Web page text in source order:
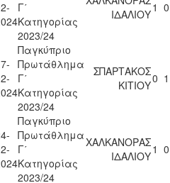
Γ΄
Κατηγορίας
2023/24
ΙΔΑΛΙΟΥ1 0
Παγκύπριο
Πρωτάθλημα
Γ΄
Κατηγορίας
2023/24
ΣΠΑΡΤΑΚΟΣ
ΚΙΤΙΟΥ0 1
Παγκύπριο
Πρωτάθλημα
Γ΄
Κατηγορίας
2023/24
ΧΑΛΚΑΝΟΡΑΣ
ΙΔΑΛΙΟΥ1 0